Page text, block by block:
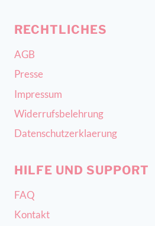
RECHTLICHES
AGB
Presse
Impressum
Widerrufsbelehrung
Datenschutzerklaerung
HILFE UND SUPPORT
FAQ
Kontakt